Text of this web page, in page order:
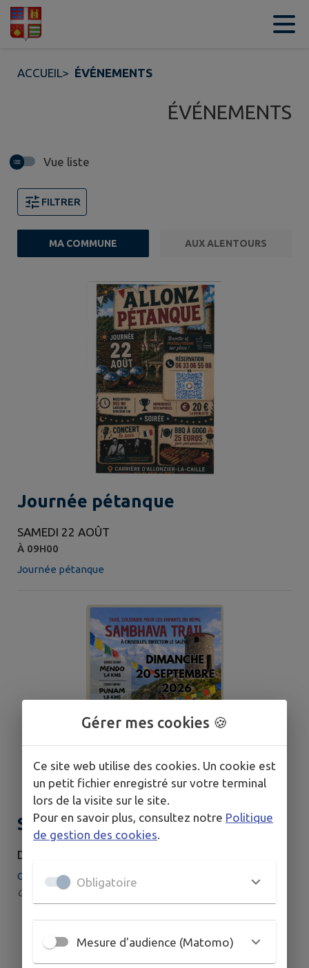
Contenu
ACCUEIL> ÉVÉNEMENTS
ÉVÉNEMENTS
Vue liste
FILTRER
MA COMMUNE AUX ALENTOURS
Journée pétanque
SAMEDI 22 AOÛT
À 09H00
Journée pétanque
Sambhava Trail à Cruseilles
DIMANCHE 20 SEPTEMBRE
Cruseilles
Catégorie : Sport
Gérer mes cookies 🍪
Ce site web utilise des cookies. Un cookie est
un petit fichier enregistré sur votre terminal
lors de la visite sur le site.
Pour en savoir plus, consultez notre Politique
de gestion des cookies.
Obligatoire
Mesure d'audience (Matomo)